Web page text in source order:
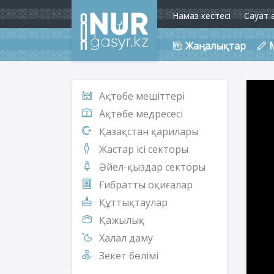
Намаз кестесі Сауат
Жаңалықтар
Ақтөбе мешіттері
Ақтөбе медресесі
Қазақстан қарилары
Жастар ісі секторы
Әйел-қыздар секторы
Ғибратты оқиғалар
Құттықтаулар
Қажылық
Халал даму
Зекет бөлімі